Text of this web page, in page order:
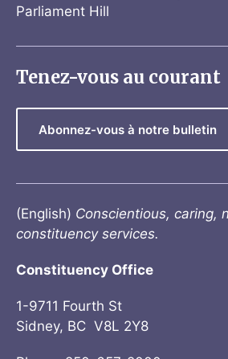
Parliament Hill
Tenez-vous au courant
Abonnez-vous à notre bulletin
(English) Conscientious, caring,
constituency services.
Constituency Office
1-9711 Fourth St
Sidney, BC V8L 2Y8